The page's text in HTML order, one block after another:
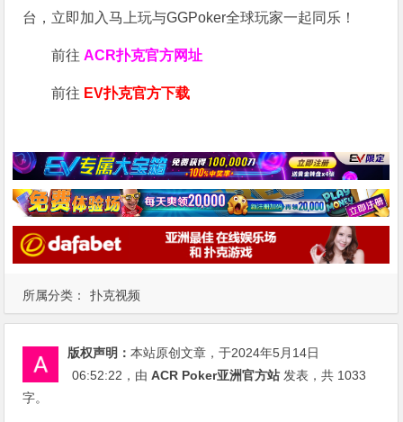
所属分类： 扑克视频
台，立即加入马上玩与GGPoker全球玩家一起同乐！
前往ACR扑克官方网址
前往 EV扑克官方下载
版权声明：本站原创文章，于2024年5月14日
06:52:22 ，由ACR Poker亚洲官方站 发表，共 1033
字。